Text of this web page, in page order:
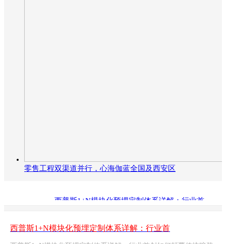
零售工程双渠道并行，心海伽蓝全国及西安区
西普斯1+N模块化预埋定制体系详解：行业首
西普斯1+N模块化预埋定制体系详解：行业首